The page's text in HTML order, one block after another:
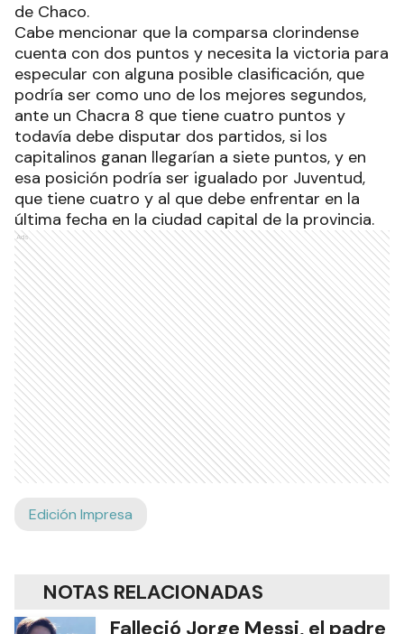
de Chaco.
Cabe mencionar que la comparsa clorindense
cuenta con dos puntos y necesita la victoria para
especular con alguna posible clasificación, que
podría ser como uno de los mejores segundos,
ante un Chacra 8 que tiene cuatro puntos y
todavía debe disputar dos partidos, si los
capitalinos ganan llegarían a siete puntos, y en
esa posición podría ser igualado por Juventud,
que tiene cuatro y al que debe enfrentar en la
última fecha en la ciudad capital de la provincia.
Ads
Edición Impresa
NOTAS RELACIONADAS
Falleció Jorge Messi, el padre